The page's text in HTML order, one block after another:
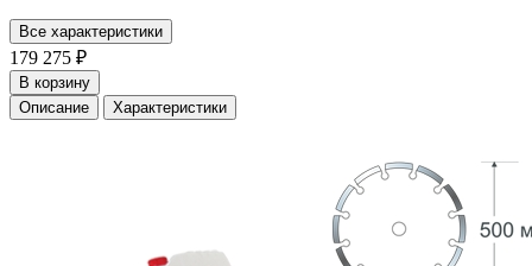
Все характеристики
179 275 ₽
В корзину
Описание
Характеристики